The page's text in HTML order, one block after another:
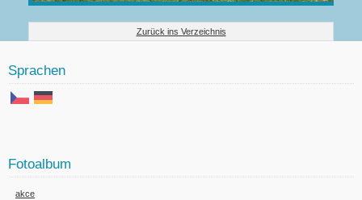
Zurück ins Verzeichnis
Sprachen
Fotoalbum
akce